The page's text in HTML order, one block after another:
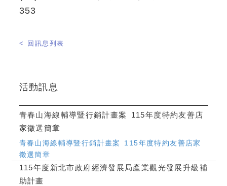
353
< 回訊息列表
活動訊息
青春山海線輔導暨行銷計畫案 115年度特約友善店
家徵選簡章
青春山海線輔導暨行銷計畫案 115年度特約友善店家
徵選簡章
115年度新北市政府經濟發展局產業觀光發展升級補
助計畫